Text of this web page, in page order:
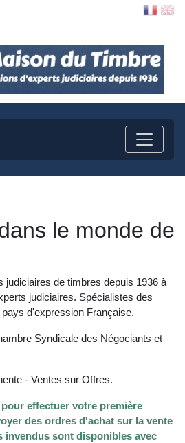
le monde de
judiciaires de timbres depuis 1936 à
judiciaires. Spécialistes des
d'expression Française.
Syndicale des Négociants et
- Ventes sur Offres.
effectuer votre première
des ordres d'achat sur la vente
invendus sont disponibles avec